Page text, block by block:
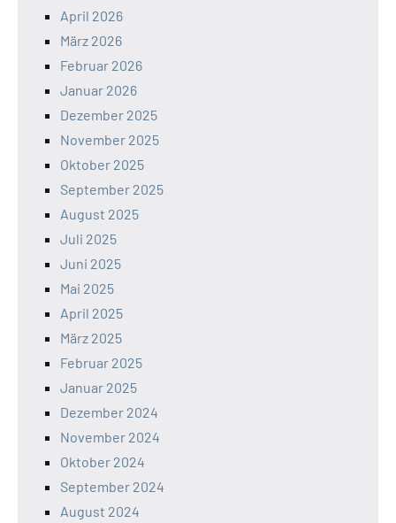
April 2026
März 2026
Februar 2026
Januar 2026
Dezember 2025
November 2025
Oktober 2025
September 2025
August 2025
Juli 2025
Juni 2025
Mai 2025
April 2025
März 2025
Februar 2025
Januar 2025
Dezember 2024
November 2024
Oktober 2024
September 2024
August 2024